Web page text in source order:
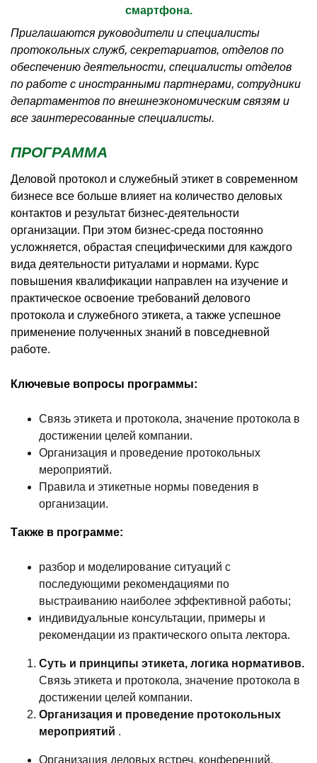
смартфона.
Приглашаются руководители и специалисты
протокольных служб, секретариатов, отделов по
обеспечению деятельности, специалисты отделов
по работе с иностранными партнерами, сотрудники
департаментов по внешнеэкономическим связям и
все заинтересованные специалисты.
ПРОГРАММА
Деловой протокол и служебный этикет в современном
бизнесе все больше влияет на количество деловых
контактов и результат бизнес-деятельности
организации. При этом бизнес-среда постоянно
усложняется, обрастая специфическими для каждого
вида деятельности ритуалами и нормами. Курс
повышения квалификации направлен на изучение и
практическое освоение требований делового
протокола и служебного этикета, а также успешное
применение полученных знаний в повседневной
работе.
Ключевые вопросы программы:
Связь этикета и протокола, значение протокола в
достижении целей компании.
Организация и проведение протокольных
мероприятий.
Правила и этикетные нормы поведения в
организации.
Также в программе:
разбор и моделирование ситуаций с
последующими рекомендациями по
выстраиванию наиболее эффективной работы;
индивидуальные консультации, примеры и
рекомендации из практического опыта лектора.
Суть и принципы этикета, логика нормативов.
Связь этикета и протокола, значение протокола в
достижении целей компании.
Организация и проведение протокольных
мероприятий .
Организация деловых встреч, конференций,